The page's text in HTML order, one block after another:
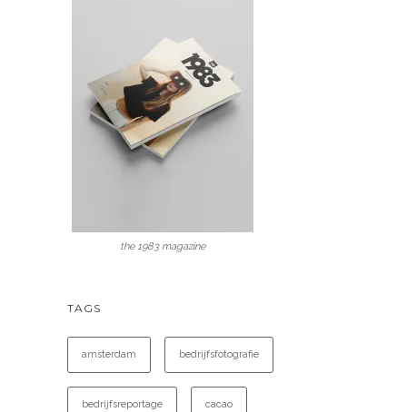
the 1983 magazine
TAGS
amsterdam bedrijfsfotografie
bedrijfsreportage cacao